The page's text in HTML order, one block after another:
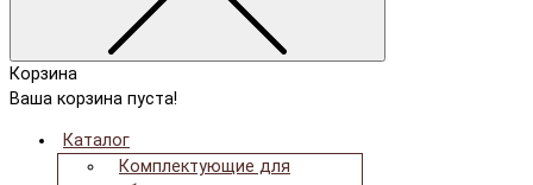
Корзина
Ваша корзина пуста!
Каталог
Комплектующие для